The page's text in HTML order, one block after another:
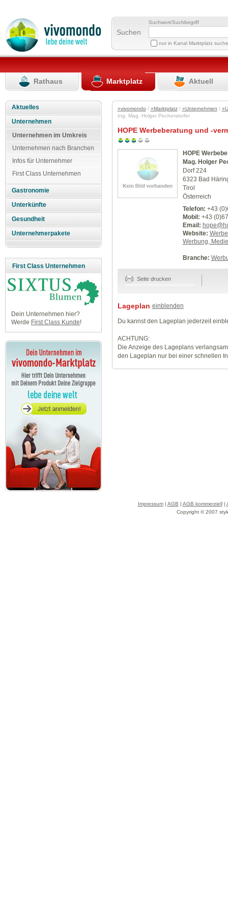
Suchen
Suchwort/Suchbegriff
nur in Kanal Marktplatz
Rathaus Marktplatz Aktuell
Aktuelles
Unternehmen
Unternehmen im Umkreis
Unternehmen nach Branchen
Infos für Unternehmer
First Class Unternehmen
Gastronomie
Unterkünfte
Gesundheit
Unternehmerpakete
First Class Unternehmen
Dein Unternehmen hier?
Werde First Class Kunde!
»vivomondo / »Marktplatz/ »Unternehmen /
Ing. Mag. Holger Pecherstorfer
HOPE Werbeberatung und -
HOPE
Mag. Holger
Dorf 224
6323 Bad
Tirol
Österreich
Telefon: +43
Mobil: +43
Email:
Website:
Werbung,
Branche:
Seite drucken
Lageplan einblenden
Du kannst den Lageplan jederzeit
ACHTUNG:
Die Anzeige des Lageplans
den Lageplan nur bei einer schnellen
Impressum| AGB | AGB kommerziell|
Copyright © 2007